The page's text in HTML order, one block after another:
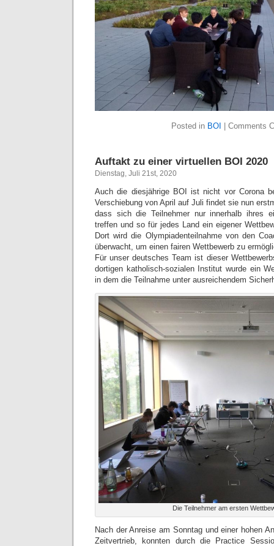
Posted in BOI Comments
Auftakt zu einer virtuellen BOI 2020
Dienstag, Juli 21st, 2020
Auch die diesjährige BOI ist nicht vor Corona
Verschiebung von April auf Juli findet sie nun
dass sich die Teilnehmer nur innerhalb ihres
treffen und so für jedes Land ein eigener
Dort wird die Olympiadenteilnahme von den
überwacht, um einen fairen Wettbewerb zu
Für unser deutsches Team ist dieser
dortigen katholisch-sozialen Institut wurde ein
in dem die Teilnahme unter ausreichendem
Die Teilnehmer am ersten
Nach der Anreise am Sonntag und einer hohen
Zeitvertrieb, konnten durch die Practice